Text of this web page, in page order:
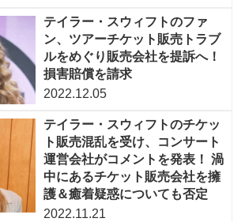
テイラー・スウィフトのファ
ン、ツアーチケット販売トラブ
ルをめぐり販売会社を提訴へ！
損害賠償を請求
2022.12.05
テイラー・スウィフトのチケッ
ト販売混乱を受け、コンサート
運営会社がコメントを発表！ 渦
中にあるチケット販売会社を擁
護＆癒着疑惑についても否定
2022.11.21